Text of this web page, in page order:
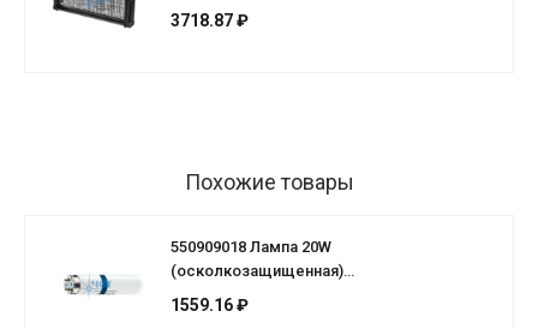
3718.87 ₽
Похожие товары
550909018 Лампа 20W
(осколкозащищенная)
20W/D25.5/G13/T8/BL (L=579mm)
1559.16 ₽